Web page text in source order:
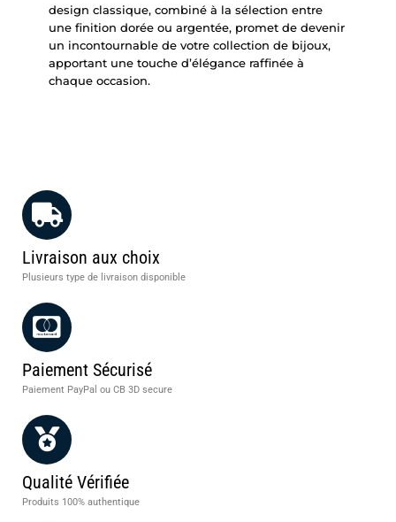
design classique, combiné à la sélection entre
une finition dorée ou argentée, promet de devenir
un incontournable de votre collection de bijoux,
apportant une touche d’élégance raffinée à
chaque occasion.
Livraison aux choix
Plusieurs type de livraison disponible
Paiement Sécurisé
Paiement PayPal ou CB 3D secure
Qualité Vérifiée
Produits 100% authentique